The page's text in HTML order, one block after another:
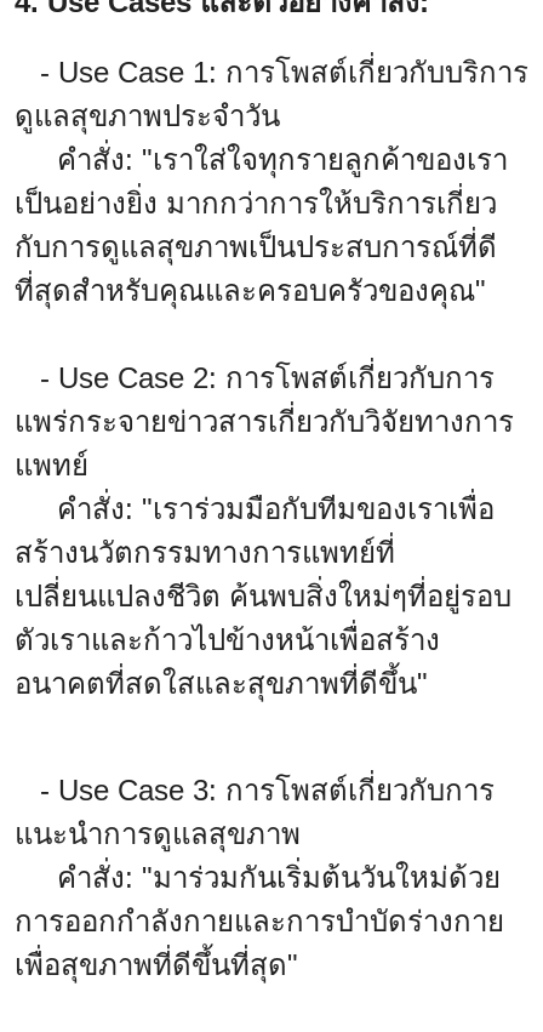
- Use Case 1: การโพสต์เกี่ยวกับบริการ
ดูแลสุขภาพประจำวัน
คำสั่ง: "เราใส่ใจทุกรายลูกค้าของเรา
เป็นอย่างยิ่ง มากกว่าการให้บริการเกี่ยว
กับการดูแลสุขภาพเป็นประสบการณ์ที่ดี
ที่สุดสำหรับคุณและครอบครัวของคุณ"
- Use Case 2: การโพสต์เกี่ยวกับการ
แพร่กระจายข่าวสารเกี่ยวกับวิจัยทางการ
แพทย์
คำสั่ง: "เราร่วมมือกับทีมของเราเพื่อ
สร้างนวัตกรรมทางการแพทย์ที่
เปลี่ยนแปลงชีวิต ค้นพบสิ่งใหม่ๆที่อยู่รอบ
ตัวเราและก้าวไปข้างหน้าเพื่อสร้าง
อนาคตที่สดใสและสุขภาพที่ดีขึ้น"
- Use Case 3: การโพสต์เกี่ยวกับการ
แนะนำการดูแลสุขภาพ
คำสั่ง: "มาร่วมกันเริ่มต้นวันใหม่ด้วย
การออกกำลังกายและการบำบัดร่างกาย
เพื่อสุขภาพที่ดีขึ้นที่สุด"